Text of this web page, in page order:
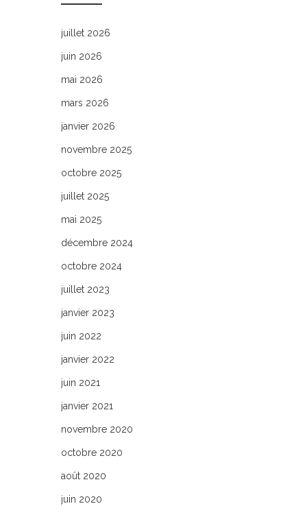
juillet 2026
juin 2026
mai 2026
mars 2026
janvier 2026
novembre 2025
octobre 2025
juillet 2025
mai 2025
décembre 2024
octobre 2024
juillet 2023
janvier 2023
juin 2022
janvier 2022
juin 2021
janvier 2021
novembre 2020
octobre 2020
août 2020
juin 2020